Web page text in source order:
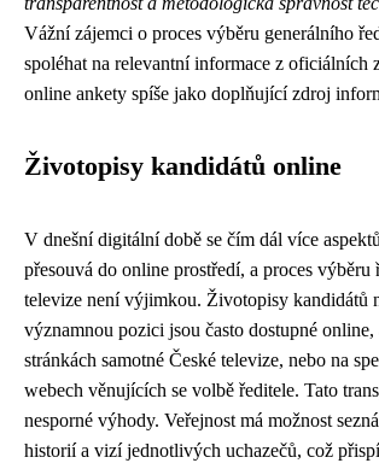
Vážní zájemci o proces výběru generálního
spoléhat na relevantní informace z oficiálních
online ankety spíše jako doplňující zdroj
Životopisy kandidátů online
V dnešní digitální době se čím dál více
přesouvá do online prostředí, a proces výběru
televize není výjimkou. Životopisy kandidátů
významnou pozici jsou často dostupné
stránkách samotné České televize, nebo na
webech věnujících se volbě ředitele. Tato
nesporné výhody. Veřejnost má možnost
historií a vizí jednotlivých uchazečů, což